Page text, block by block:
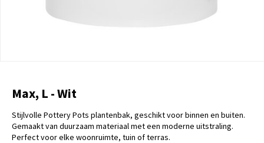
Max, L - Wit
Stijlvolle Pottery Pots plantenbak, geschikt voor binnen en buiten.
Gemaakt van duurzaam materiaal met een moderne uitstraling.
Perfect voor elke woonruimte, tuin of terras.